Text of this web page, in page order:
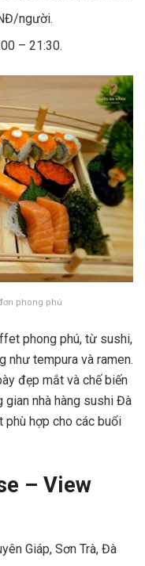
người.
– 21:30.
phong phú
phong phú, từ sushi,
như tempura và ramen.
đẹp mắt và chế biến
nhà hàng sushi Đà
phù hợp cho các buổi
– View
Giáp, Sơn Trà, Đà